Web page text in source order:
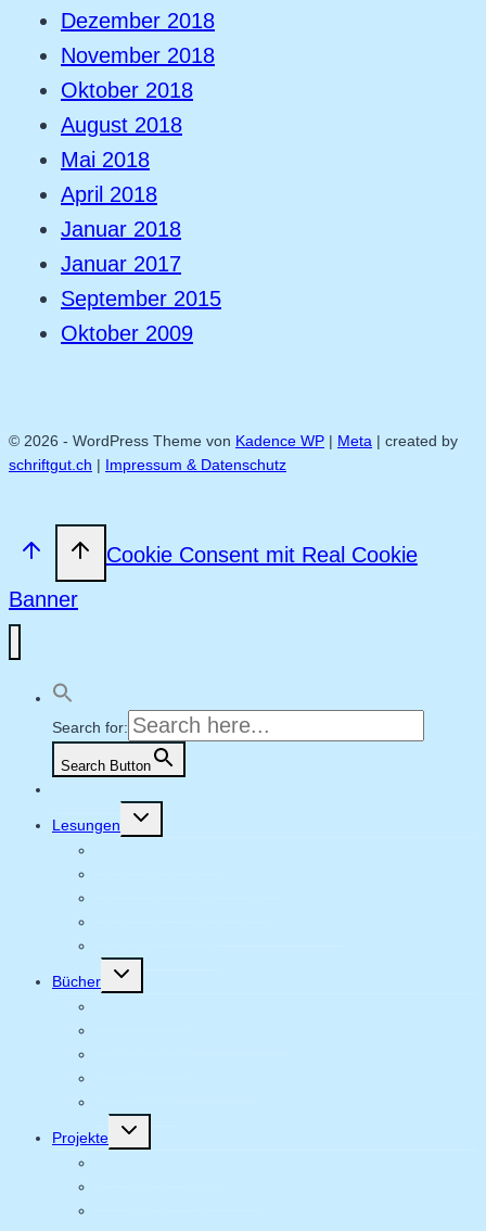
Dezember 2018
November 2018
Oktober 2018
August 2018
Mai 2018
April 2018
Januar 2018
Januar 2017
September 2015
Oktober 2009
© 2026 - WordPress Theme von Kadence WP | Meta | created by
schriftgut.ch | Impressum & Datenschutz
Cookie Consent mit Real Cookie
Banner
Search for:
Search Button
Lesungen
Untermenü
umschalten
Bücher
Untermenü
umschalten
Projekte
Untermenü
umschalten